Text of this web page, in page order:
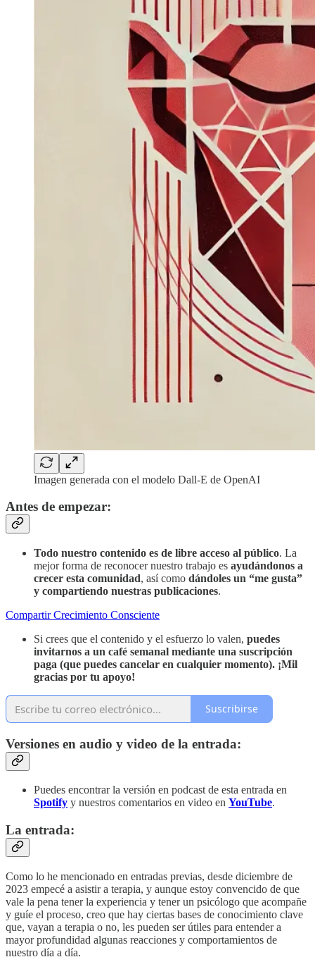
Imagen generada con el modelo Dall-E de OpenAI
Antes de empezar:
Todo nuestro contenido es de libre acceso al público. La
mejor forma de reconocer nuestro trabajo es ayudándonos a
crecer esta comunidad, así como dándoles un “me gusta”
y compartiendo nuestras publicaciones.
Compartir Crecimiento Consciente
Si crees que el contenido y el esfuerzo lo valen, puedes
invitarnos a un café semanal mediante una suscripción
paga (que puedes cancelar en cualquier momento). ¡Mil
gracias por tu apoyo!
Suscribirse
Versiones en audio y video de la entrada:
Puedes encontrar la versión en podcast de esta entrada en
Spotify y nuestros comentarios en video en YouTube.
La entrada:
Como lo he mencionado en entradas previas, desde diciembre de
2023 empecé a asistir a terapia, y aunque estoy convencido de que
vale la pena tener la experiencia y tener un psicólogo que acompañe
y guíe el proceso, creo que hay ciertas bases de conocimiento clave
que, vayan a terapia o no, les pueden ser útiles para entender a
mayor profundidad algunas reacciones y comportamientos de
nuestro día a día.